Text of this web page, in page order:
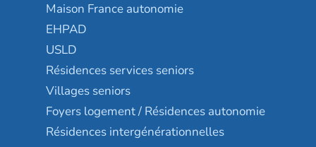
Maison France autonomie
EHPAD
USLD
Résidences services seniors
Villages seniors
Foyers logement / Résidences autonomie
Résidences intergénérationnelles